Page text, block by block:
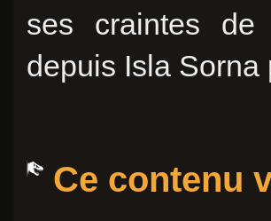
ses craintes de
depuis Isla Sorna
Ce contenu